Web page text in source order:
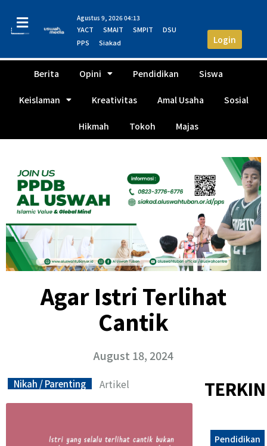
Login
Agustus 9, 2026 04:13
YACT SMAIT SMPIT
DSU
PPS
Siakad
Berita Opini Pendidikan Siswa
Keislaman Kreativitas Amal Usaha Sosial
Hikmah Tokoh Majas
Agar Istri Terlihat
Cantik
August 18, 2024
Nikah / Parenting Artikel
Pendidikan